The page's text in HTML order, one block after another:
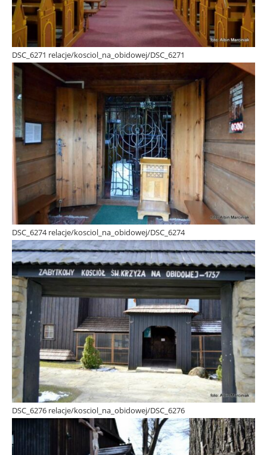
DSC_6271 relacje/kosciol_na_obidowej/DSC_6271
DSC_6274 relacje/kosciol_na_obidowej/DSC_6274
DSC_6276 relacje/kosciol_na_obidowej/DSC_6276